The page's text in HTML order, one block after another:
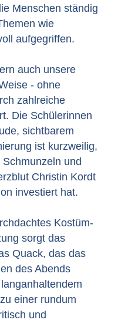
Menschen ständig
wie
aufgegriffen.
auch unsere
- ohne
zahlreiche
Die Schülerinnen
sichtbarem
ist kurzweilig,
und
Christin Kordt
investiert hat.
Kostüm-
sorgt das
Quack, das das
des Abends
einer rundum
und